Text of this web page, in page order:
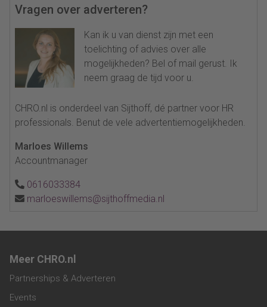
Vragen over adverteren?
Kan ik u van dienst zijn met een
toelichting of advies over alle
mogelijkheden? Bel of mail gerust. Ik
neem graag de tijd voor u.
CHRO.nl is onderdeel van Sijthoff, dé partner voor HR
professionals. Benut de vele advertentiemogelijkheden.
Marloes Willems
Accountmanager
0616033384
marloeswillems@sijthoffmedia.nl
Meer CHRO.nl
Partnerships & Adverteren
Events